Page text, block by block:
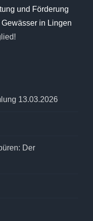
und Förderung
in Lingen
13.03.2026
Der